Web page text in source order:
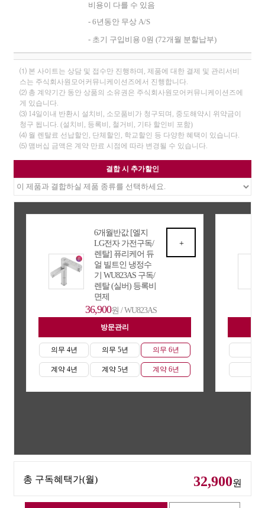
비용이 다를 수 있음
- 6년동안 무상 A/S
- 초기 구입비용 0원 (72개월 분할납부)
⑴ 본 사이트는 상담 및 접수만 진행하며, 제품에 대한 결제 및 관리서비
스는 주식회사원모어커뮤니케이션즈에서 진행합니다.
⑵ 총 계약기간 동안 상품의 소유권은 주식회사원모어커뮤니케이션즈에
게 있습니다.
⑶ 14일이내 반환시 설치비, 소모품비가 청구되며, 중도해약시 위약금이
청구 됩니다. (설치비, 등록비, 철거비, 기타 할인비 포함)
⑷ 월 렌탈료 선납할인, 단체할인, 학교할인 등 다양한 혜택이 있습니다.
⑸ 맴버십 금액은 계약 만료 시점에 따라 변경될 수 있습니다.
결합 시 추가할인
6개월반값 [엘지
LG전자 가전구독/
렌탈] 퓨리케어 듀
얼 빌트인 냉정수
기 WU823AS 구독/
렌탈 (실버) 등록비
면제
+
36,900원 / WU823AS
방문관리
의무 4년
계약 4년
의무 5년
계약 5년
의무 6년
계약 6년
총 구독혜택가(월) 32,900원